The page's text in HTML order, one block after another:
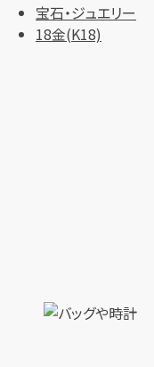
宝石・ジュエリー
18金(K18)